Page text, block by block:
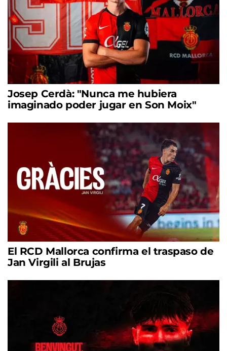
Josep Cerdà: "Nunca me hubiera
imaginado poder jugar en Son Moix"
El RCD Mallorca confirma el traspaso de
Jan Virgili al Brujas